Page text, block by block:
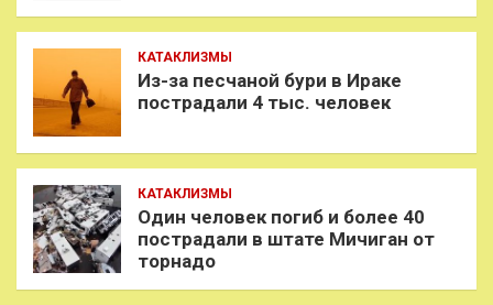
КАТАКЛИЗМЫ
Из-за песчаной бури в Ираке
пострадали 4 тыс. человек
КАТАКЛИЗМЫ
Один человек погиб и более 40
пострадали в штате Мичиган от
торнадо